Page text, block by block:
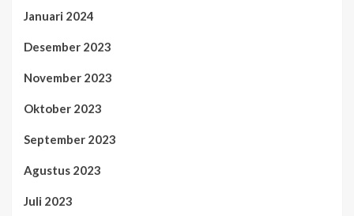
Januari 2024
Desember 2023
November 2023
Oktober 2023
September 2023
Agustus 2023
Juli 2023